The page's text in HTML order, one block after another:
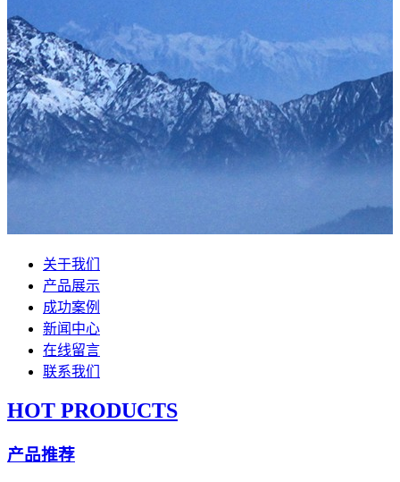
关于我们
产品展示
成功案例
新闻中心
在线留言
联系我们
HOT PRODUCTS
产品推荐